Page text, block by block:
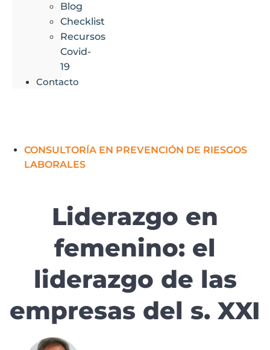
Blog
Checklist
Recursos
Covid-
19
Contacto
CONSULTORÍA EN PREVENCIÓN DE RIESGOS
LABORALES
Liderazgo en
femenino: el
liderazgo de las
empresas del s. XXI